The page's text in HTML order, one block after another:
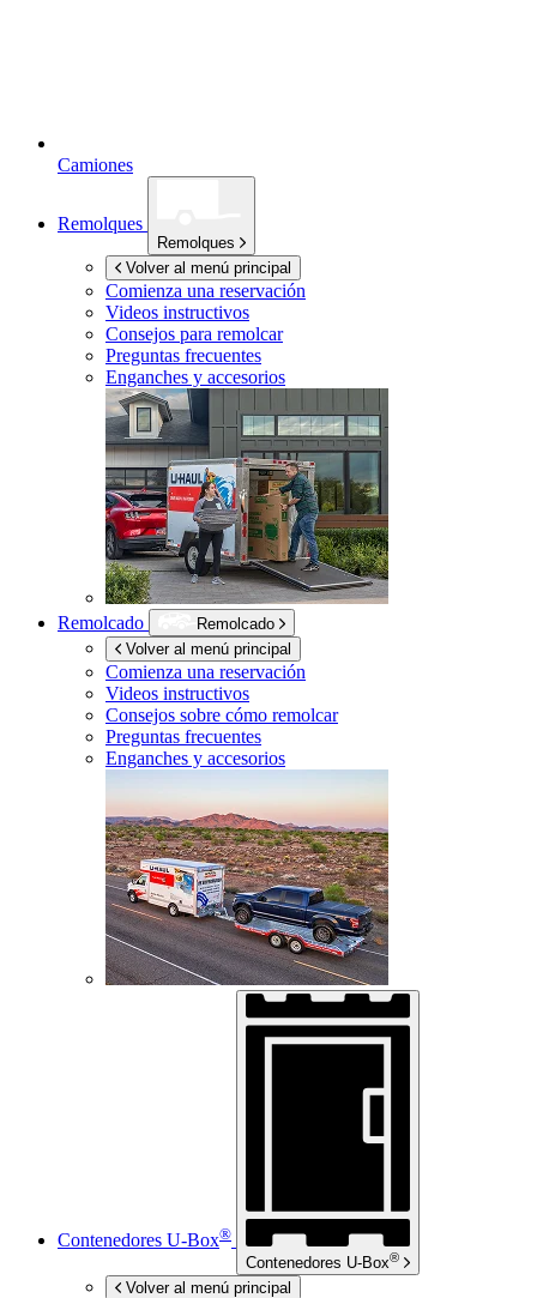
Camiones
Remolques
Remolques
Volver al menú principal
Comienza una reservación
Videos instructivos
Consejos para remolcar
Preguntas frecuentes
Enganches y accesorios
Remolcado
Remolcado
Volver al menú principal
Comienza una reservación
Videos instructivos
Consejos sobre cómo remolcar
Preguntas frecuentes
Enganches y accesorios
Contenedores U-Box®
Contenedores U-Box®
Volver al menú principal